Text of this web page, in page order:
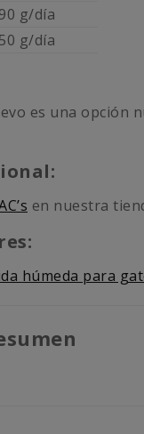
g/día
g/día
es una
en nuestra
húmeda para